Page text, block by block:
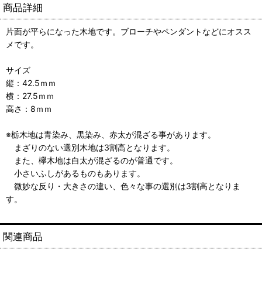
商品詳細
片面が平らになった木地です。ブローチやペンダントなどにオスス
メです。
サイズ
縦：42.5ｍｍ
横：27.5ｍｍ
高さ：8ｍｍ
※栃木地は青染み、黒染み、赤太が混ざる事があります。
まざりのない選別木地は3割高となります。
また、欅木地は白太が混ざるのが普通です。
小さいふしがあるものもあります。
微妙な反り・大きさの違い、色々な事の選別は3割高となりま
す。
関連商品